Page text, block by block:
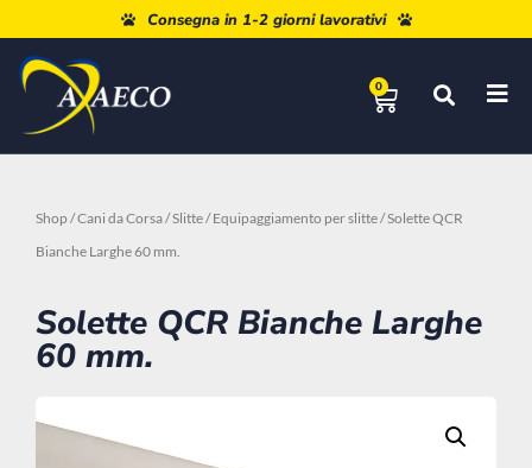
Consegna in 1-2 giorni lavorativi
Paga a rate con Paypal o Klarna
0
Shop /Cani da Corsa/Slitte/Equipaggiamento per slitte/ Solette QCR
Bianche Larghe 60 mm.
Solette QCR Bianche Larghe
60 mm.